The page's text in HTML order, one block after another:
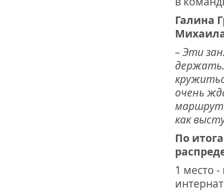
Галина
– Эти
очень
маршрут
как
По
1 место